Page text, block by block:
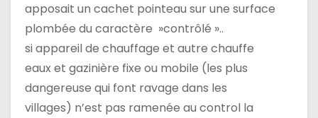
apposait un cachet pointeau sur une surface
plombée du caractère »contrôlé »..
si appareil de chauffage et autre chauffe
eaux et gazinière fixe ou mobile (les plus
dangereuse qui font ravage dans les
villages) n’est pas ramenée au control la